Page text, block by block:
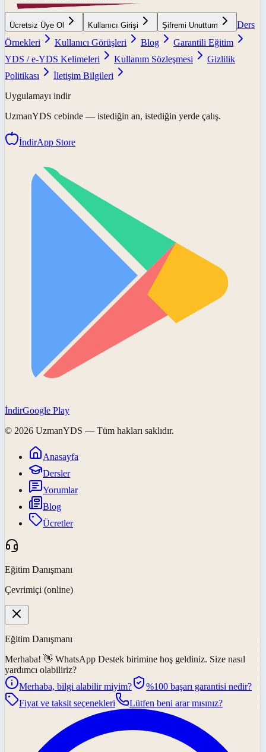
Ücretsiz Üye Ol Kullanıcı Girişi Şifremi Unuttum
Ders
Örnekleri
Kullanıcı Görüşleri Blog
Garantili Eğitim
YDS / e-YDS Kelimeleri
Kullanım Sözleşmesi
Gizlilik
Politikası
İletişim Bilgileri
Uygulamayı indir
UzmanYDS cebinde — istediğin an, istediğin yerde çalış.
İndirApp Store
İndirGoogle Play
© 2026 UzmanYDS — Tüm hakları saklıdır.
Anasayfa
Dersler
Yorumlar
Blog
Ücretler
Eğitim Danışmanı
Çevrimiçi (online)
Eğitim Danışmanı
Merhaba! 👋 WhatsApp Destek birimine hoş geldiniz. Size nasıl
yardımcı olabiliriz?
Merhaba, bilgi alabilir miyim?
%100 başarı garantisi nedir?
Fiyat ve taksit seçenekleri
Lütfen beni arar mısınız?